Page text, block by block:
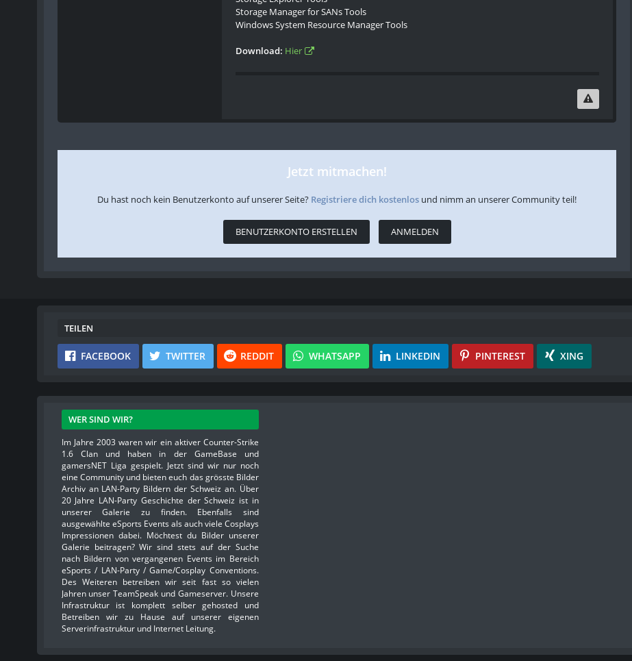
Storage Manager for SANs Tools
Windows System Resource Manager Tools
Download: Hier
Jetzt mitmachen!
Du hast noch kein Benutzerkonto auf unserer Seite? Registriere dich kostenlos und nimm an unserer Community teil!
BENUTZERKONTO ERSTELLEN ANMELDEN
TEILEN
FACEBOOK TWITTER REDDIT WHATSAPP LINKEDIN PINTEREST XING
WER SIND WIR?
Im Jahre 2003 waren wir ein aktiver Counter-Strike
1.6 Clan und haben in der GameBase und
gamersNET Liga gespielt. Jetzt sind wir nur noch
eine Community und bieten euch das grösste Bilder
Archiv an LAN-Party Bildern der Schweiz an. Über
20 Jahre LAN-Party Geschichte der Schweiz ist in
unserer Galerie zu finden. Ebenfalls sind
ausgewählte eSports Events als auch viele Cosplays
Impressionen dabei. Möchtest du Bilder unserer
Galerie beitragen? Wir sind stets auf der Suche
nach Bildern von vergangenen Events im Bereich
eSports / LAN-Party / Game/Cosplay Conventions.
Des Weiteren betreiben wir seit fast so vielen
Jahren unser TeamSpeak und Gameserver. Unsere
Infrastruktur ist komplett selber gehosted und
Betreiben wir zu Hause auf unserer eigenen
Serverinfrastruktur und Internet Leitung.